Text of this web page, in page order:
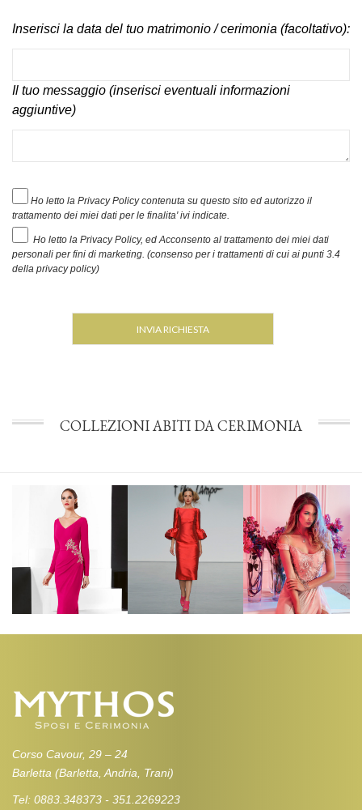
Inserisci la data del tuo matrimonio / cerimonia (facoltativo):
Il tuo messaggio (inserisci eventuali informazioni
aggiuntive)
Ho letto la Privacy Policy contenuta su questo sito ed autorizzo il
trattamento dei miei dati per le finalita' ivi indicate.
Ho letto la Privacy Policy, ed Acconsento al trattamento dei miei dati
personali per fini di marketing. (consenso per i trattamenti di cui ai punti 3.4
della privacy policy)
COLLEZIONI ABITI DA CERIMONIA
Corso Cavour, 29 – 24
Barletta (Barletta, Andria, Trani)
Tel: 0883.348373 - 351.2269223